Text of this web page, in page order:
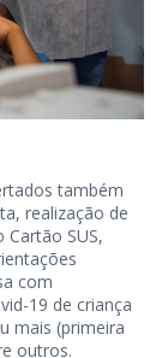
também
realização de
SUS,
com
19 de criança
mais (primeira
outros.